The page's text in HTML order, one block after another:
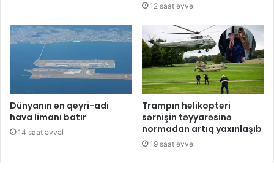
12 saat əvvəl
Dünyanın ən qeyri-adi
hava limanı batır
14 saat əvvəl
Trampın helikopteri
sərnişin təyyarəsinə
normadan artıq yaxınlaşıb
19 saat əvvəl